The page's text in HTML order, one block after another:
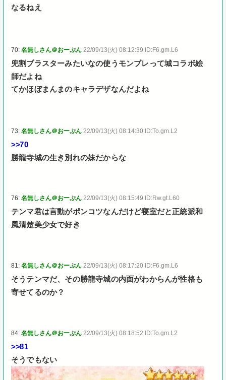
なるねえ
70:名無しさん＠おーぷん 22/09/13(火) 08:12:39 ID:F6.gm.L6
兜割ブラスターみたいなの使うモンブレって城コラボ絵
師だよね
てかほぼまんまのキャラデザなんだよね
73:名無しさん＠おーぷん 22/09/13(火) 08:14:30 ID:To.gm.L2
>>70
勝龍寺城の生き別れの妹だからな
76:名無しさん＠おーぷん 22/09/13(火) 08:15:49 ID:Rw.gt.L60
テンマ君は言動がポンコツなんだけど寝室だと正統派和
風清楚美少女で好き
81:名無しさん＠おーぷん 22/09/13(火) 08:17:20 ID:F6.gm.L6
そうテンマだ、その勝龍寺城の内面がわからんが性格も
寄せてるのか？
84:名無しさん＠おーぷん 22/09/13(火) 08:18:52 ID:To.gm.L2
>>81
そうでもない